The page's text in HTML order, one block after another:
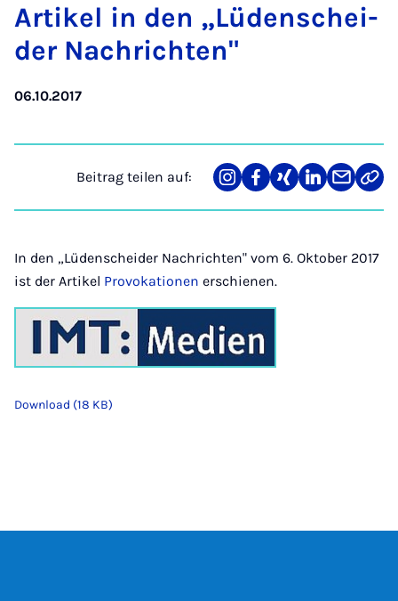
Ar­ti­kel in den „Lü­den­schei­
der Nach­rich­ten"
06.10.2017
Beitrag teilen auf:
Teilen
auf
Teilen
auf
Teilen
auf
Teilen
auf
Teilen
über
Mail
Link
In den „Lüdenscheider Nachrichten" vom 6. Oktober 2017
ist der Artikel Provokationen erschienen.
Download (18 KB)